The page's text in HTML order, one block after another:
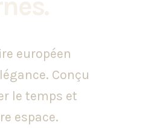
européen
Conçu
le temps et
espace.